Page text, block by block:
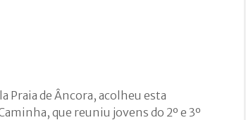
Praia de Âncora, acolheu esta
que reuniu jovens do 2º e 3º